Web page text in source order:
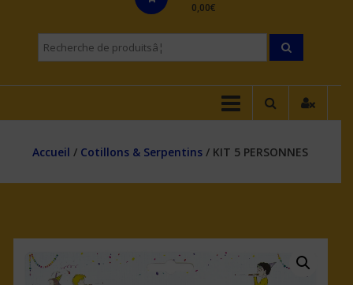
0,00€
Recherche
pourÂ :
Accueil / Cotillons & Serpentins / KIT 5 PERSONNES